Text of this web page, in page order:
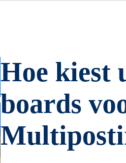
Hoe kiest
boards